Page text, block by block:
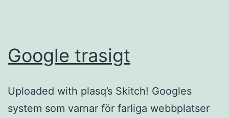
Google trasigt
Uploaded with plasq’s Skitch! Googles
system som varnar för farliga webbplatser